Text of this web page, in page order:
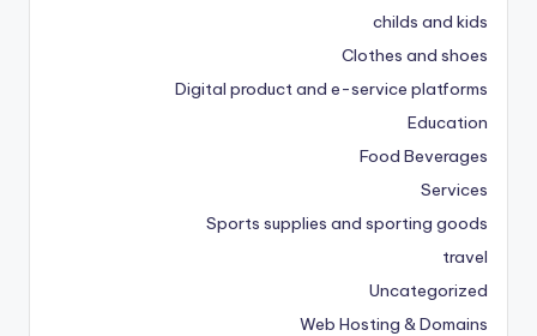
childs and kids
Clothes and shoes
Digital product and e-service platforms
Education
Food Beverages
Services
Sports supplies and sporting goods
travel
Uncategorized
Web Hosting & Domains